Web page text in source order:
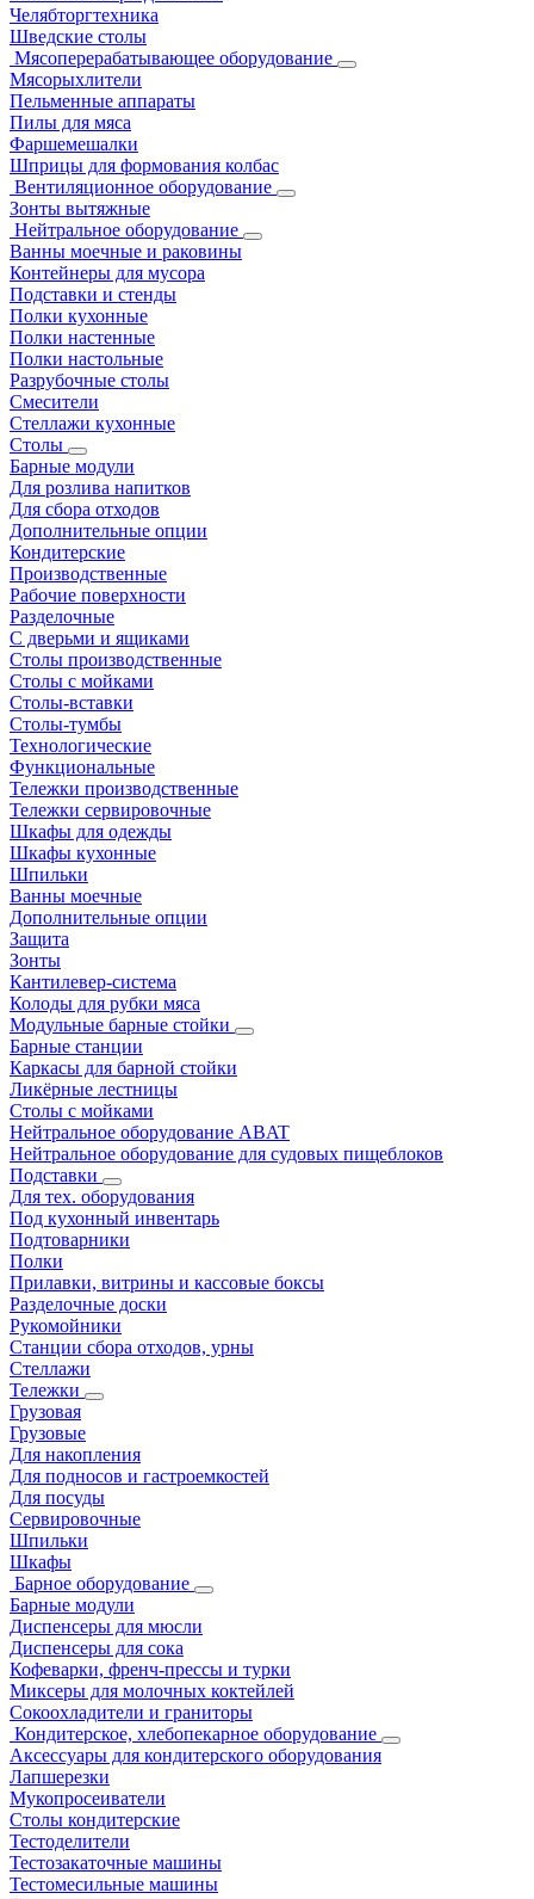
Челябторгтехника
Шведские столы
Мясоперерабатывающее оборудование
Мясорыхлители
Пельменные аппараты
Пилы для мяса
Фаршемешалки
Шприцы для формования колбас
Вентиляционное оборудование
Зонты вытяжные
Нейтральное оборудование
Ванны моечные и раковины
Контейнеры для мусора
Подставки и стенды
Полки кухонные
Полки настенные
Полки настольные
Разрубочные столы
Смесители
Стеллажи кухонные
Столы
Барные модули
Для розлива напитков
Для сбора отходов
Дополнительные опции
Кондитерские
Производственные
Рабочие поверхности
Разделочные
С дверьми и ящиками
Столы производственные
Столы с мойками
Столы-вставки
Столы-тумбы
Технологические
Функциональные
Тележки производственные
Тележки сервировочные
Шкафы для одежды
Шкафы кухонные
Шпильки
Ванны моечные
Дополнительные опции
Защита
Зонты
Кантилевер-система
Колоды для рубки мяса
Модульные барные стойки
Барные станции
Каркасы для барной стойки
Ликёрные лестницы
Столы с мойками
Нейтральное оборудование ABAT
Нейтральное оборудование для судовых пищеблоков
Подставки
Для тех. оборудования
Под кухонный инвентарь
Подтоварники
Полки
Прилавки, витрины и кассовые боксы
Разделочные доски
Рукомойники
Станции сбора отходов, урны
Стеллажи
Тележки
Грузовая
Грузовые
Для накопления
Для подносов и гастроемкостей
Для посуды
Сервировочные
Шпильки
Шкафы
Барное оборудование
Барные модули
Диспенсеры для мюсли
Диспенсеры для сока
Кофеварки, френч-прессы и турки
Миксеры для молочных коктейлей
Сокоохладители и граниторы
Кондитерское, хлебопекарное оборудование
Аксессуары для кондитерского оборудования
Лапшерезки
Мукопросеиватели
Столы кондитерские
Тестоделители
Тестозакаточные машины
Тестомесильные машины